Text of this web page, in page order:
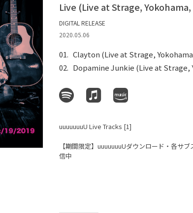
Live (Live at Strage,
DIGITAL RELEASE
2020.05.06
Clayton (Live at Strage,
Dopamine Junkie (Live at Strage,
uuuuuuuU Live Tracks [1]
【期間限定】uuuuuuuUダウンロード・各サ
信中